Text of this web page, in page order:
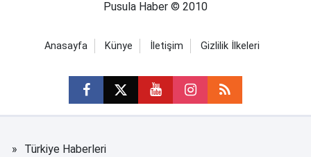
Pusula Haber © 2010
Anasayfa Künye İletişim Gizlilik İlkeleri
Türkiye Haberleri